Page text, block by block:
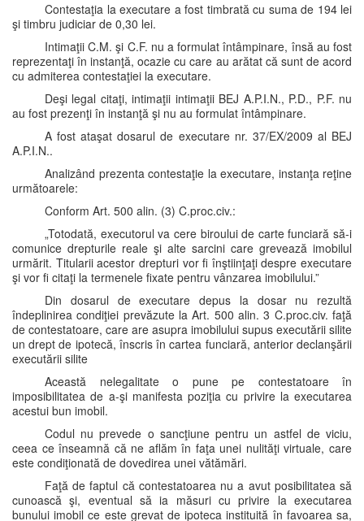
Contestaţia la executare a fost timbrată cu suma de 194 lei
şi timbru judiciar de 0,30 lei.
Intimaţii C.M. şi C.F. nu a formulat întâmpinare, însă au fost
reprezentaţi în instanţă, ocazie cu care au arătat că sunt de acord
cu admiterea contestaţiei la executare.
Deşi legal citaţi, intimaţii intimaţii BEJ A.P.I.N., P.D., P.F. nu
au fost prezenţi în instanţă şi nu au formulat întâmpinare.
A fost ataşat dosarul de executare nr. 37/EX/2009 al BEJ
A.P.I.N..
Analizând prezenta contestaţie la executare, instanţa reţine
următoarele:
Conform Art. 500 alin. (3) C.proc.civ.:
„Totodată, executorul va cere biroului de carte funciară să-i
comunice drepturile reale şi alte sarcini care grevează imobilul
urmărit. Titularii acestor drepturi vor fi înştiinţaţi despre executare
şi vor fi citaţi la termenele fixate pentru vânzarea imobilului.”
Din dosarul de executare depus la dosar nu rezultă
îndeplinirea condiţiei prevăzute la Art. 500 alin. 3 C.proc.civ. faţă
de contestatoare, care are asupra imobilului supus executării silite
un drept de ipotecă, înscris în cartea funciară, anterior declanşării
executării silite
Această nelegalitate o pune pe contestatoare în
imposibilitatea de a-şi manifesta poziţia cu privire la executarea
acestui bun imobil.
Codul nu prevede o sancţiune pentru un astfel de viciu,
ceea ce înseamnă că ne aflăm în faţa unei nulităţi virtuale, care
este condiţionată de dovedirea unei vătămări.
Faţă de faptul că contestatoarea nu a avut posibilitatea să
cunoască şi, eventual să ia măsuri cu privire la executarea
bunului imobil ce este grevat de ipoteca instituită în favoarea sa,